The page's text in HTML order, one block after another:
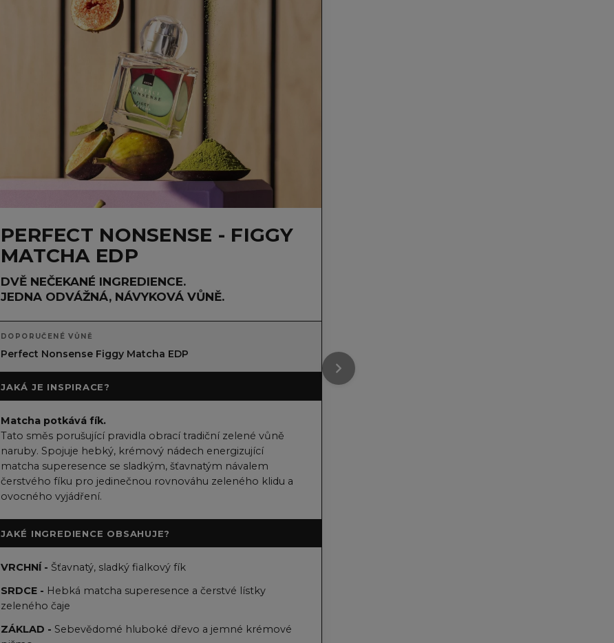
PERFECT NONSENSE - FIGGY
MATCHA EDP
DVĚ NEČEKANÉ INGREDIENCE.
JEDNA ODVÁŽNÁ, NÁVYKOVÁ VŮNĚ.
DOPORUČENÉ VŮNĚ
Perfect Nonsense Figgy Matcha EDP
JAKÁ JE INSPIRACE?
Matcha potkává fík.
Tato směs porušující pravidla obrací tradiční zelené vůně
naruby. Spojuje hebký, krémový nádech energizující
matcha superesence se sladkým, šťavnatým návalem
čerstvého fíku pro jedinečnou rovnováhu zeleného klidu a
ovocného vyjádření.
JAKÉ INGREDIENCE OBSAHUJE?
VRCHNÍ - Šťavnatý, sladký fialkový fík
SRDCE - Hebká matcha superesence a čerstvé lístky
zeleného čaje
ZÁKLAD - Sebevědomé hluboké dřevo a jemné krémové